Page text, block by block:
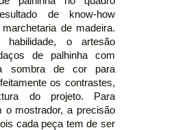
de know-how
de madeira.
habilidade, o artesão
de palhinha com
sombra de cor para
os contrastes,
do projeto. Para
o mostrador, a precisão
cada peça tem de ser